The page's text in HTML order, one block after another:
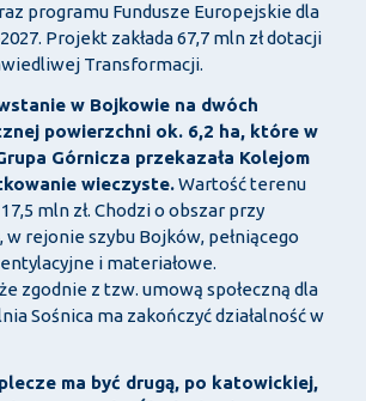
programu Fundusze Europejskie dla
Projekt zakłada 67,7 mln zł dotacji
Transformacji.
w Bojkowie na dwóch
powierzchni ok. 6,2 ha, które w
Górnicza przekazała Kolejom
wieczyste.Wartość terenu
mln zł. Chodzi o obszar przy
w rejonie szybu Bojków, pełniącego
i materiałowe.
zgodnie z tzw. umową społeczną dla
Sośnica ma zakończyć działalność w
ma być drugą, po katowickiej,